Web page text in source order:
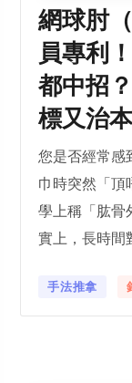
網球肘
員專利
都中招
標又治
您是否經常感
巾時突然「頂
學上稱「肱骨
實上，長時間
手法推拿